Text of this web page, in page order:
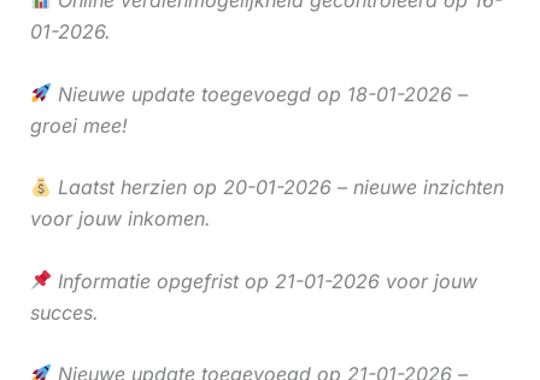
01-2026.
Nieuwe update toegevoegd op 18-01-2026 –
groei mee!
Laatst herzien op 20-01-2026 – nieuwe inzichten
voor jouw inkomen.
Informatie opgefrist op 21-01-2026 voor jouw
succes.
Nieuwe update toegevoegd op 21-01-2026 –